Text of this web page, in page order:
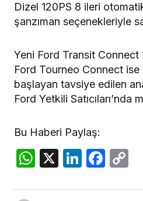
Dizel 120PS 8 ileri
şanzıman seçenekleriyle
Yeni Ford Transit Connect
Ford Tourneo Connect ise
başlayan tavsiye edilen
Ford Yetkili Satıcıları’nda
Bu Haberi Paylaş:
WhatsApp
X